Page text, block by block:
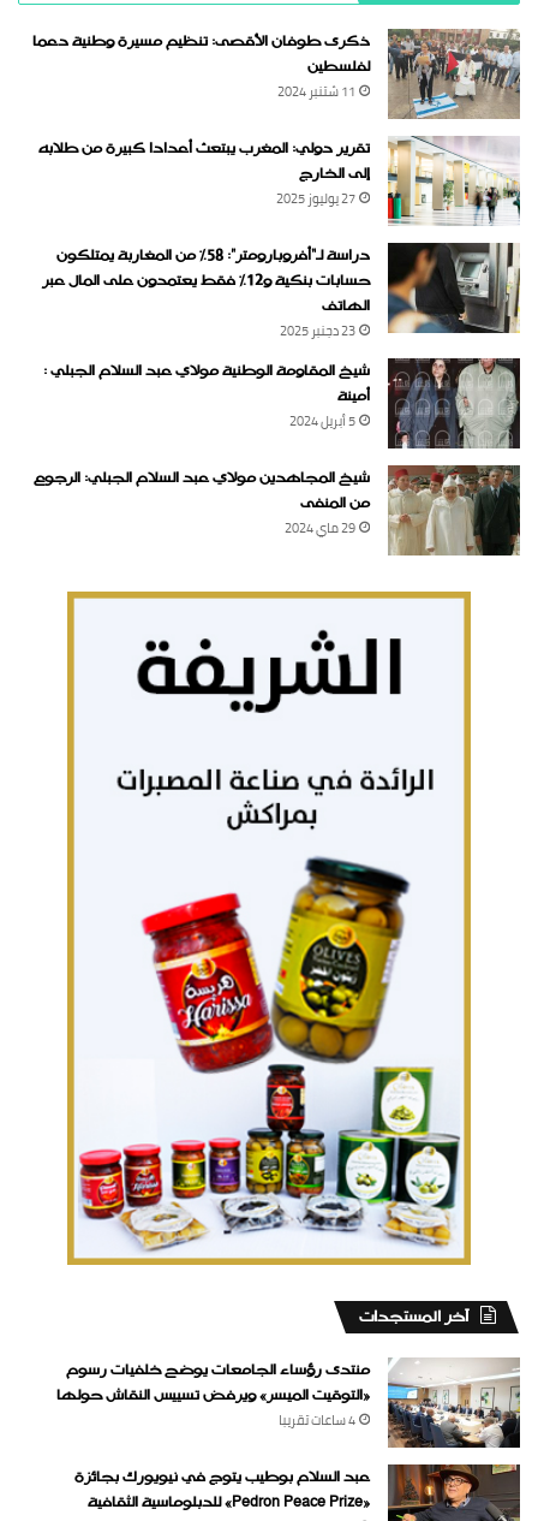
ذكرى طوفان الأقصى: تنظيم مسيرة وطنية دعما
لفلسطين
11 شتنبر 2024
تقرير دولي: المغرب يبتعث أعدادا كبيرة من طلابه
إلى الخارج
27 يوليوز 2025
دراسة لـ“أفروبارومتر”: 58٪ من المغاربة يمتلكون
حسابات بنكية و12٪ فقط يعتمدون على المال عبر
الهاتف
23 دجنبر 2025
شيخ المقاومة الوطنية مولاي عبد السلام الجبلي :
أمينة
5 أبريل 2024
شيخ المجاهدين مولاي عبد السلام الجبلي: الرجوع
من المنفى
29 ماي 2024
‏آخر المستجدات
منتدى رؤساء الجامعات يوضح خلفيات رسوم
«التوقيت الميسر» ويرفض تسييس النقاش حولها
4 ساعات ‏تقريبا
عبد السلام بوطيب يتوج في نيويورك بجائزة
«Pedron Peace Prize» للدبلوماسية الثقافية